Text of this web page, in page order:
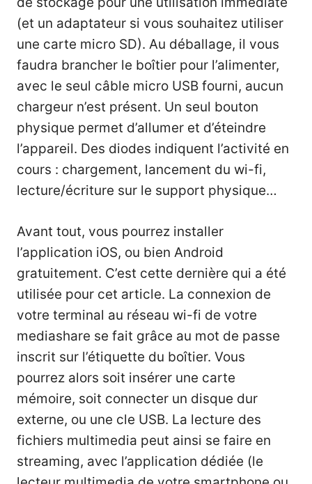
(et un adaptateur si vous souhaitez utiliser
une carte micro SD). Au déballage, il vous
faudra brancher le boîtier pour l’alimenter,
avec le seul câble micro USB fourni, aucun
chargeur n’est présent. Un seul bouton
physique permet d’allumer et d’éteindre
l’appareil. Des diodes indiquent l’activité en
cours : chargement, lancement du wi-fi,
lecture/écriture sur le support physique…
Avant tout, vous pourrez installer
l’application iOS, ou bien Android
gratuitement. C’est cette dernière qui a été
utilisée pour cet article. La connexion de
votre terminal au réseau wi-fi de votre
mediashare se fait grâce au mot de passe
inscrit sur l’étiquette du boîtier. Vous
pourrez alors soit insérer une carte
mémoire, soit connecter un disque dur
externe, ou une cle USB. La lecture des
fichiers multimedia peut ainsi se faire en
streaming, avec l’application dédiée (le